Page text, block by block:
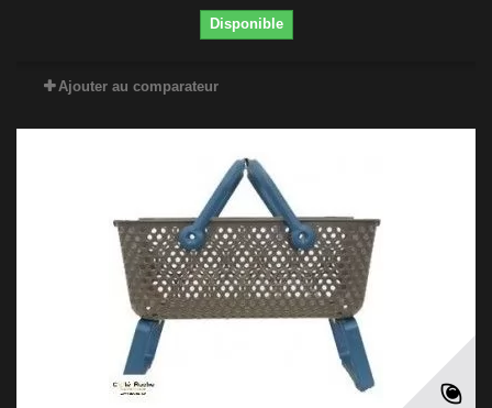
Disponible
Ajouter au comparateur